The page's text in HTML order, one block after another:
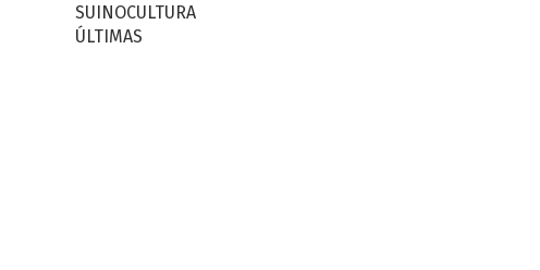
SUINOCULTURA
ÚLTIMAS